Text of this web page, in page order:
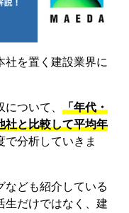
社を置く建設業界に
ついて、 「年代・
社と比較して平均年
で分析していきま
なども紹介している
生だけではなく、建